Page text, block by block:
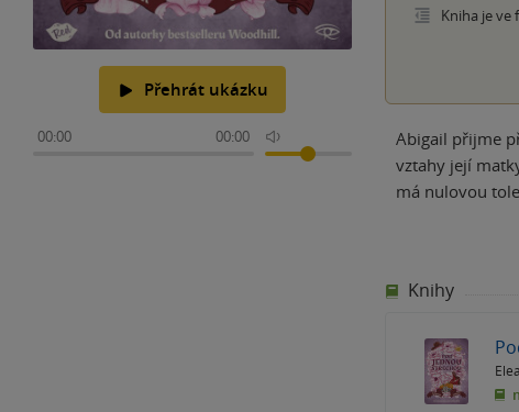
Přehrát ukázku
00:00 00:00
Kniha je ve
Abigail přijme
vztahy její
má nulovou
Knihy